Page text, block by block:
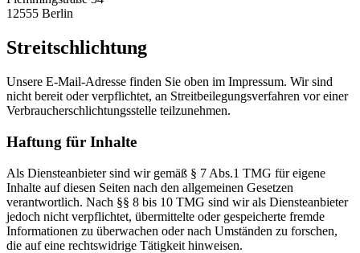
12555 Berlin
Streitschlichtung
Unsere E-Mail-Adresse finden Sie oben im Impressum. Wir sind
nicht bereit oder verpflichtet, an Streitbeilegungsverfahren vor einer
Verbraucherschlichtungsstelle teilzunehmen.
Haftung für Inhalte
Als Diensteanbieter sind wir gemäß § 7 Abs.1 TMG für eigene
Inhalte auf diesen Seiten nach den allgemeinen Gesetzen
verantwortlich. Nach §§ 8 bis 10 TMG sind wir als Diensteanbieter
jedoch nicht verpflichtet, übermittelte oder gespeicherte fremde
Informationen zu überwachen oder nach Umständen zu forschen,
die auf eine rechtswidrige Tätigkeit hinweisen.